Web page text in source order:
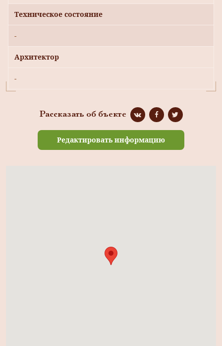
Техническое состояние
-
Архитектор
-
Рассказать об бъекте
Редактировать информацию